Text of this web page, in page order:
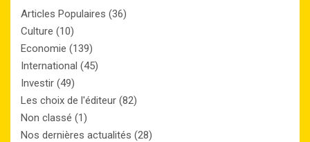
Articles Populaires (36)
Culture (10)
Economie (139)
International (45)
Investir (49)
Les choix de l'éditeur (82)
Non classé (1)
Nos dernières actualités (28)